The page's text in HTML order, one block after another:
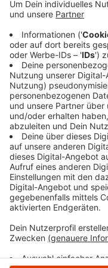
ihre Produkte und
Platz. Regionales
sind einige der
gibt. Außerdem
Ponyreiten, einen
leckere kulinarische
Der Herbstmarkt
Anzeige
Anzeige